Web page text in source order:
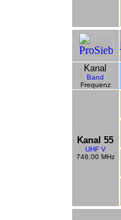
Kanal
Band
Frequenz
Kanal 55
UHF V
746.00 MHz